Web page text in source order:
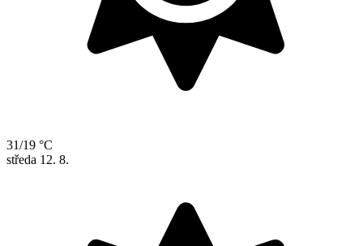
31/19 °C
středa 12. 8.